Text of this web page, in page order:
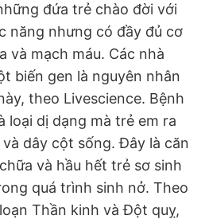
đứa trẻ chào đời với
năng nhưng có đầy đủ cơ
và mạch máu. Các nhà
biến gen là nguyên nhân
theo Livescience. Bệnh
loại dị dạng mà trẻ em ra
dây cột sống. Đây là căn
và hầu hết trẻ sơ sinh
quá trình sinh nở. Theo
Thần kinh và Đột quỵ,